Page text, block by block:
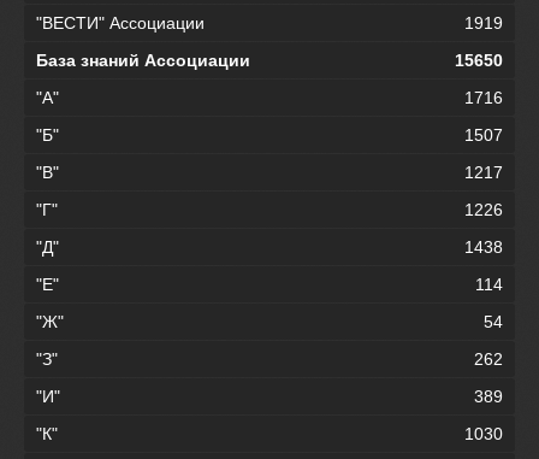
"ВЕСТИ" Ассоциации
1919
База знаний Ассоциации
15650
"А"
1716
"Б"
1507
"В"
1217
"Г"
1226
"Д"
1438
"Е"
114
"Ж"
54
"З"
262
"И"
389
"К"
1030